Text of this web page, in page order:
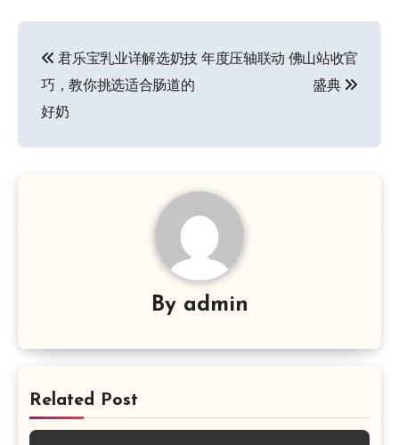
章
导
航
君乐宝乳业详解选奶技
巧，教你挑选适合肠道的
好奶
年度压轴联动 佛山站收官
盛典
By admin
Related Post